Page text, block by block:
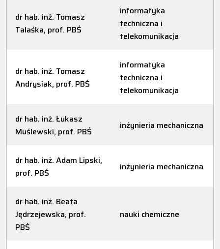
dr hab. inż. Tomasz
Talaśka, prof. PBŚ
informatyka
techniczna i
telekomunikacja
dr hab. inż. Tomasz
Andrysiak, prof. PBŚ
informatyka
techniczna i
telekomunikacja
dr hab. inż. Łukasz
Muślewski, prof. PBŚ
inżynieria mechaniczna
dr hab. inż. Adam Lipski,
prof. PBŚ
inżynieria mechaniczna
dr hab. inż. Beata
Jędrzejewska, prof.
PBŚ
nauki chemiczne